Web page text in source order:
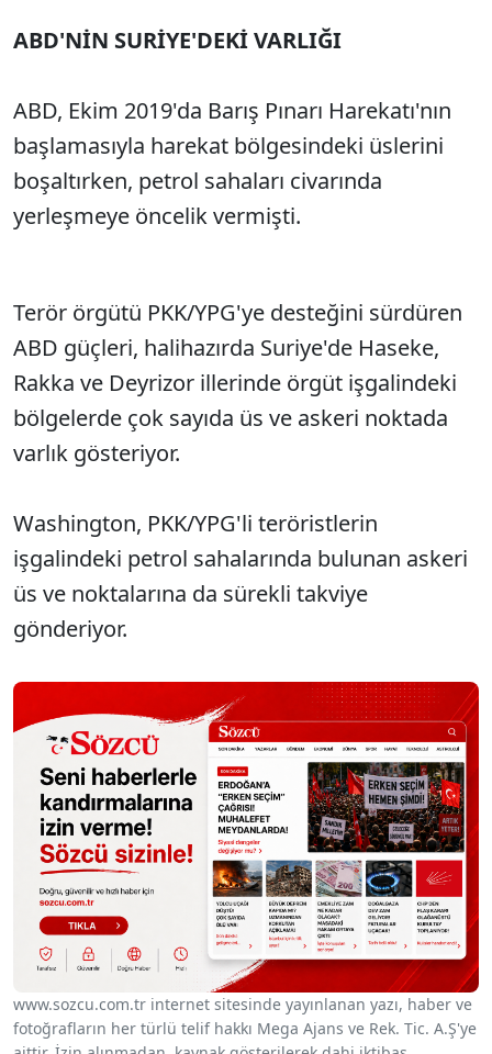
ABD'NİN SURİYE'DEKİ VARLIĞI
ABD, Ekim 2019'da Barış Pınarı Harekatı'nın
başlamasıyla harekat bölgesindeki üslerini
boşaltırken, petrol sahaları civarında
yerleşmeye öncelik vermişti.
Terör örgütü PKK/YPG'ye desteğini sürdüren
ABD güçleri, halihazırda Suriye'de Haseke,
Rakka ve Deyrizor illerinde örgüt işgalindeki
bölgelerde çok sayıda üs ve askeri noktada
varlık gösteriyor.
Washington, PKK/YPG'li teröristlerin
işgalindeki petrol sahalarında bulunan askeri
üs ve noktalarına da sürekli takviye
gönderiyor.
www.sozcu.com.tr internet sitesinde yayınlanan yazı, haber ve
fotoğrafların her türlü telif hakkı Mega Ajans ve Rek. Tic. A.Ş'ye